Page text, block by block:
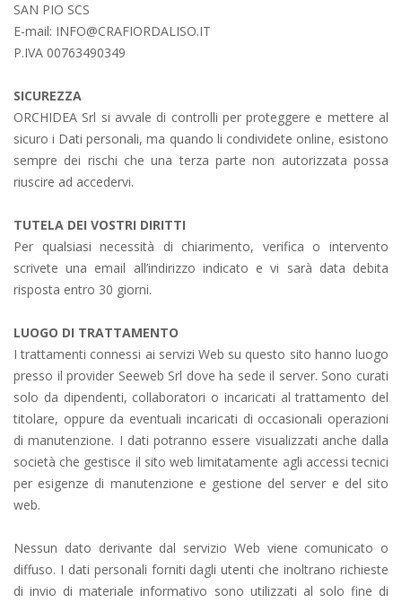
SAN PIO SCS
E-mail: INFO@CRAFIORDALISO.IT
P.IVA 00763490349
SICUREZZA
ORCHIDEA Srl si avvale di controlli per proteggere e mettere al
sicuro i Dati personali, ma quando li condividete online, esistono
sempre dei rischi che una terza parte non autorizzata possa
riuscire ad accedervi.
TUTELA DEI VOSTRI DIRITTI
Per qualsiasi necessità di chiarimento, verifica o intervento
scrivete una email all’indirizzo indicato e vi sarà data debita
risposta entro 30 giorni.
LUOGO DI TRATTAMENTO
I trattamenti connessi ai servizi Web su questo sito hanno luogo
presso il provider Seeweb Srl dove ha sede il server. Sono curati
solo da dipendenti, collaboratori o incaricati al trattamento del
titolare, oppure da eventuali incaricati di occasionali operazioni
di manutenzione. I dati potranno essere visualizzati anche dalla
società che gestisce il sito web limitatamente agli accessi tecnici
per esigenze di manutenzione e gestione del server e del sito
web.
Nessun dato derivante dal servizio Web viene comunicato o
diffuso. I dati personali forniti dagli utenti che inoltrano richieste
di invio di materiale informativo sono utilizzati al solo fine di